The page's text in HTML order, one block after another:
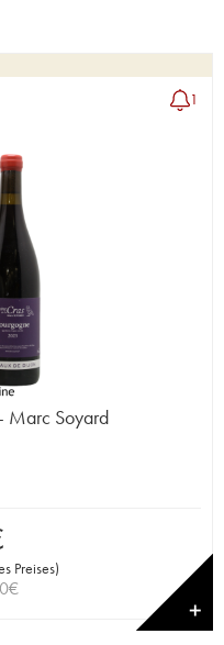
1
Marc Soyard
Preises)
€
✕